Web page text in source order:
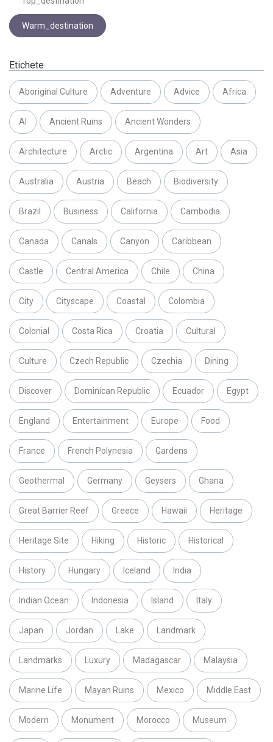
Warm_destination
Etichete
Aboriginal Culture Adventure Advice Africa
AI Ancient Ruins Ancient Wonders
Architecture Arctic Argentina Art Asia
Australia Austria Beach Biodiversity
Brazil Business California Cambodia
Canada Canals Canyon Caribbean
Castle Central America Chile China
City Cityscape Coastal Colombia
Colonial Costa Rica Croatia Cultural
Culture Czech Republic Czechia Dining
Discover Dominican Republic Ecuador Egypt
England Entertainment Europe Food
France French Polynesia Gardens
Geothermal Germany Geysers Ghana
Great Barrier Reef Greece Hawaii Heritage
Heritage Site Hiking Historic Historical
History Hungary Iceland India
Indian Ocean Indonesia Island Italy
Japan Jordan Lake Landmark
Landmarks Luxury Madagascar Malaysia
Marine Life Mayan Ruins Mexico Middle East
Modern Monument Morocco Museum